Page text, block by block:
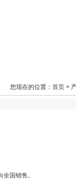
您现在的位置： 首页 >
国销售。